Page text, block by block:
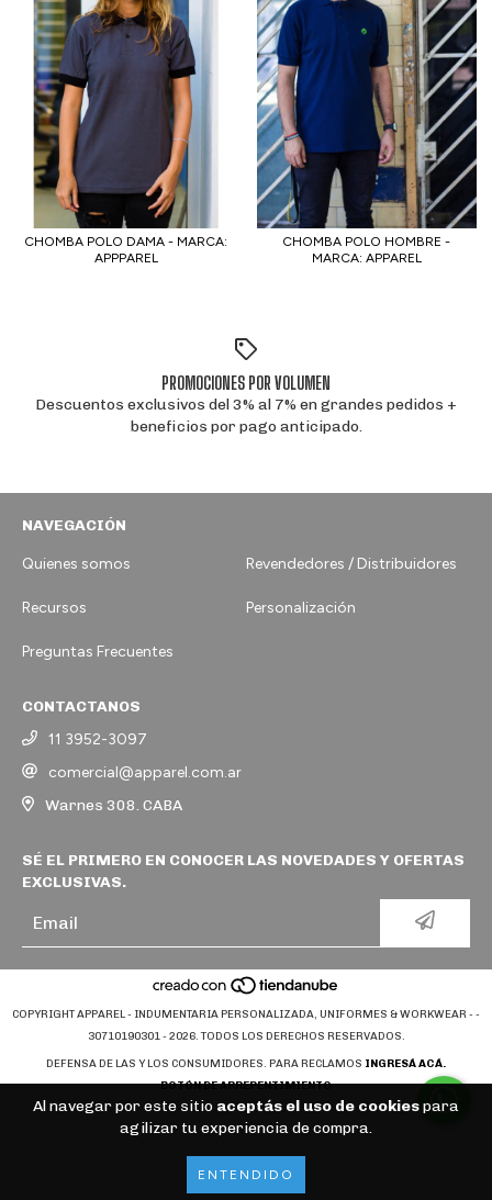
Al navegar por este sitio aceptás el uso de cookiespara
agilizar tu experiencia de compra.
ENTENDIDO
CHOMBA POLO DAMA - MARCA:
APPPAREL
CHOMBA POLO HOMBRE -
MARCA: APPAREL
PROMOCIONES POR VOLUMEN
Descuentos exclusivos del 3% al 7% en grandes pedidos +
beneficios por pago anticipado.
NAVEGACIÓN
Quienes somos Revendedores / Distribuidores
Recursos Personalización
Preguntas Frecuentes
CONTACTANOS
11 3952-3097
comercial@apparel.com.ar
Warnes 308. CABA
SÉ EL PRIMERO EN CONOCER LAS NOVEDADES Y OFERTAS
EXCLUSIVAS.
COPYRIGHT APPAREL - INDUMENTARIA PERSONALIZADA, UNIFORMES & WORKWEAR - -
30710190301 - 2026. TODOS LOS DERECHOS RESERVADOS.
DEFENSA DE LAS Y LOS CONSUMIDORES. PARA RECLAMOS INGRESÁ ACÁ.
BOTÓN DE ARREPENTIMIENTO